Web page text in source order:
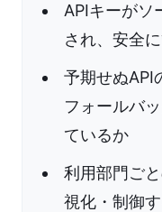
APIキーがソ
され、安全
予期せぬAPI
フォールバ
ているか
利用部門ご
視化・制御